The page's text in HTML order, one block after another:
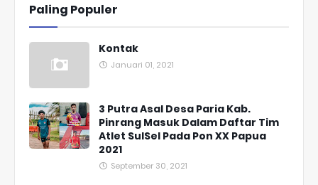
Paling Populer
Kontak
Januari 01, 2021
3 Putra Asal Desa Paria Kab.
Pinrang Masuk Dalam Daftar Tim
Atlet SulSel Pada Pon XX Papua
2021
September 30, 2021